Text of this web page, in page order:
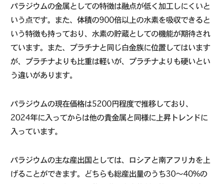
パラジウムの金属としての特徴は融点が低く加工しにくいと
いう点です。また、体積の900倍以上の水素を吸収できると
いう特徴も持っており、水素の貯蔵としての機能が期待され
ています。また、プラチナと同じ白金族に位置してはいます
が、プラチナよりも比重は軽いが、プラチナよりも硬いとい
う違いがあります。
パラジウムの現在価格は5200円程度で推移しており、
2024年に入ってからは他の貴金属と同様に上昇トレンドに
入っています。
パラジウムの主な産出国としては、ロシアと南アフリカを上
げることができます。どちらも総産出量のうち30〜40%の